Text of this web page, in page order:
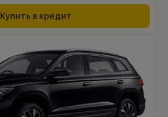
Купить в кредит